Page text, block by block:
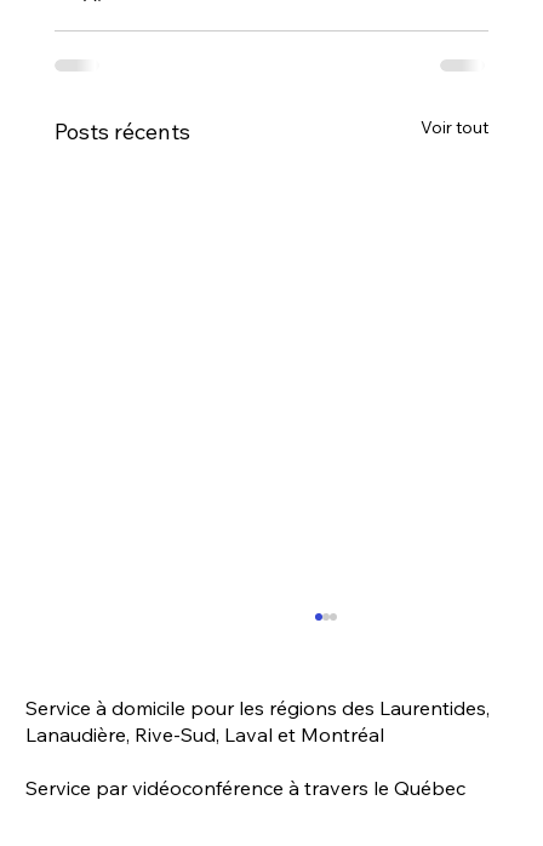
Posts récents Voir tout
Service à domicile pour les régions des Laurentides,
Lanaudière, Rive-Sud, Laval et Montréal
Service par vidéoconférence à travers le Québec